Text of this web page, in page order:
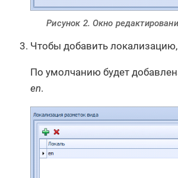
Рисунок 2. Окно
Чтобы добавить
По умолчанию будет
en.